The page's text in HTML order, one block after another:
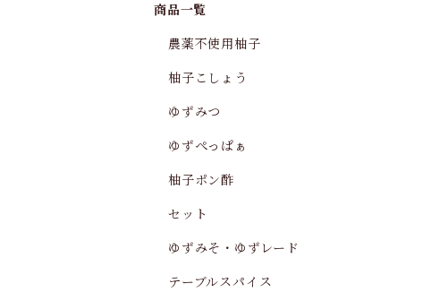
商品一覧
農薬不使用柚子
柚子こしょう
ゆずみつ
ゆずぺっぱぁ
柚子ポン酢
セット
ゆずみそ・ゆずレード
テーブルスパイス